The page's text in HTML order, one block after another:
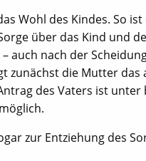
Wohl des Kindes. So
über das Kind und
auch nach der
zunächst die Mutter
des Vaters ist
zur Entziehung des